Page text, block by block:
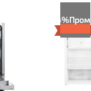
4%Промо